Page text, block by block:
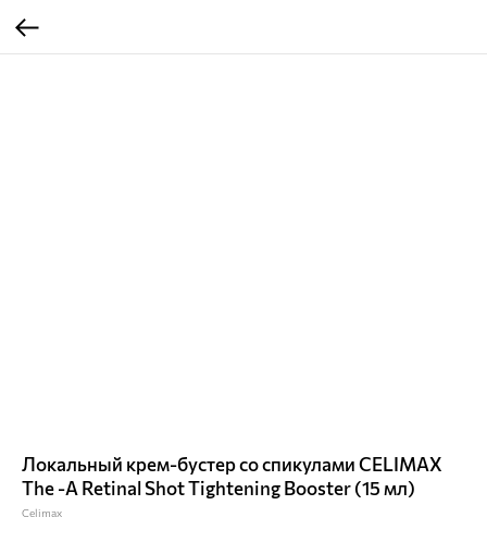
Локальный крем-бустер со спикулами CELIMAX
The -A Retinal Shot Tightening Booster (15 мл)
Celimax